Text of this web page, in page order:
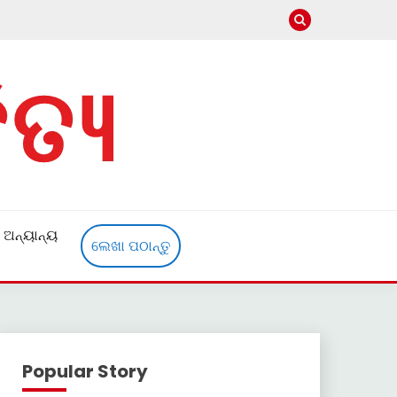
ଅନ୍ୟାନ୍ୟ
ଲେଖା ପଠାନ୍ତୁ
Popular Story